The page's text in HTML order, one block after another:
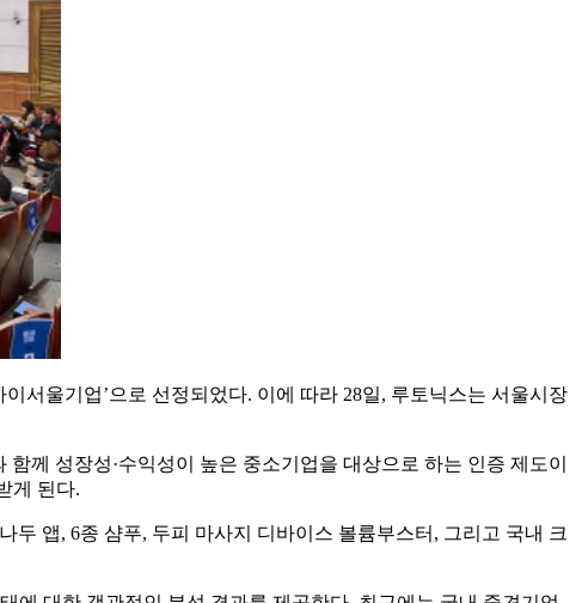
서울기업’으로 선정되었다. 이에 따라 28일, 루토닉스는 서울시장
께 성장성·수익성이 높은 중소기업을 대상으로 하는 인증 제도이
게 된다.
앱, 6종 샴푸, 두피 마사지 디바이스 볼륨부스터, 그리고 국내 크